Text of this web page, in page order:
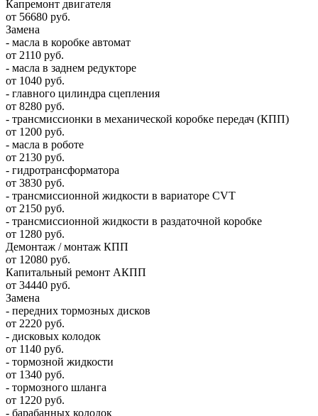
Капремонт двигателя
от 56680 руб.
Замена
- масла в коробке автомат
от 2110 руб.
- масла в заднем редукторе
от 1040 руб.
- главного цилиндра сцепления
от 8280 руб.
- трансмиссионки в механической коробке передач (КПП)
от 1200 руб.
- масла в роботе
от 2130 руб.
- гидротрансформатора
от 3830 руб.
- трансмиссионной жидкости в вариаторе CVT
от 2150 руб.
- трансмиссионной жидкости в раздаточной коробке
от 1280 руб.
Демонтаж / монтаж КПП
от 12080 руб.
Капитальный ремонт АКПП
от 34440 руб.
Замена
- передних тормозных дисков
от 2220 руб.
- дисковых колодок
от 1140 руб.
- тормозной жидкости
от 1340 руб.
- тормозного шланга
от 1220 руб.
- барабанных колодок